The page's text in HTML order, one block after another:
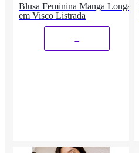
Blusa Feminina Manga Longa
em Visco Listrada